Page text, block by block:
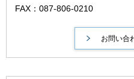
FAX：087-806-0210